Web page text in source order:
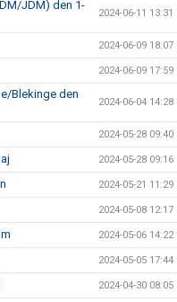
JDM) den 1-
2024-06-11 13:31
2024-06-09 18:07
2024-06-09 17:59
Blekinge den
2024-06-04 14:28
2024-05-28 09:40
2024-05-28 09:16
2024-05-21 11:29
2024-05-08 12:17
2024-05-06 14:22
2024-05-05 17:44
2024-04-30 08:05